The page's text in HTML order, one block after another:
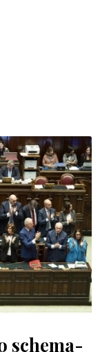
schema-